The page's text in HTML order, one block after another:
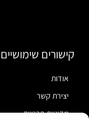
קישורים שימושיים
אודות
יצירת קשר
מדיניות פרטיות